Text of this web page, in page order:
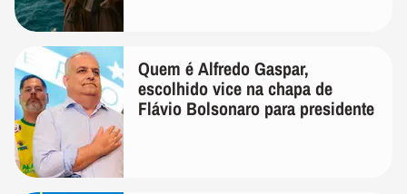
Quem é Alfredo Gaspar,
escolhido vice na chapa de
Flávio Bolsonaro para presidente